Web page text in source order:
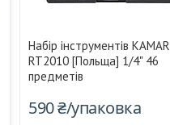
Набір інструментів KAMAR
RT2010 [Польща] 1/4" 46
предметів
590 ₴/упаковка